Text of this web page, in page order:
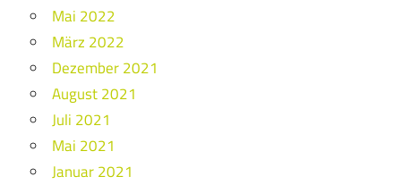
Mai 2022
März 2022
Dezember 2021
August 2021
Juli 2021
Mai 2021
Januar 2021